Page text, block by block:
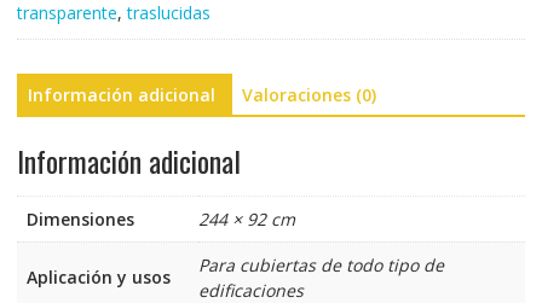
transparente,traslucidas
Información adicional Valoraciones (0)
Información adicional
Dimensiones 244 × 92 cm
Aplicación y usos
Para cubiertas de todo tipo de
edificaciones